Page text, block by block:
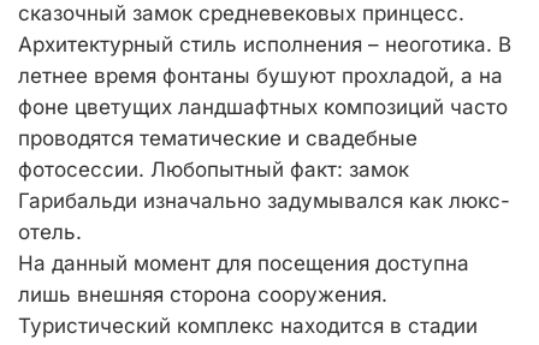
сказочный замок средневековых принцесс.
Архитектурный стиль исполнения – неоготика. В
летнее время фонтаны бушуют прохладой, а на
фоне цветущих ландшафтных композиций часто
проводятся тематические и свадебные
фотосессии. Любопытный факт: замок
Гарибальди изначально задумывался как люкс-
отель.
На данный момент для посещения доступна
лишь внешняя сторона сооружения.
Туристический комплекс находится в стадии